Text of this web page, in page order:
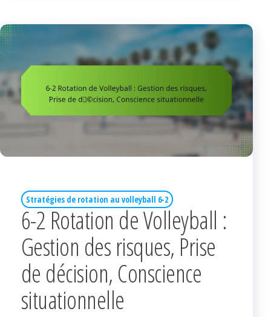
Stratégies de rotation au volleyball 6-2
6-2 Rotation de Volleyball :
Gestion des risques, Prise
de décision, Conscience
situationnelle